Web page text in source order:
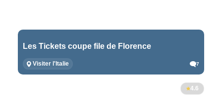
Les Tickets coupe file de Florence
Visiter l'Italie 7
4.6